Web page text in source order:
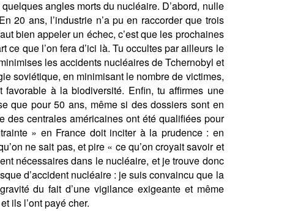
angles morts du nucléaire. D’abord, nulle
20 ans, l’industrie n’a pu en raccorder que trois
bien appeler un échec, c’est que les prochaines
ce que l’on fera d’ici là. Tu occultes par ailleurs le
les accidents nucléaires de Tchernobyl et
soviétique, en minimisant le nombre de victimes,
favorable à la biodiversité. Enfin, tu affirmes une
que pour 50 ans, même si des dossiers sont en
des centrales américaines ont été qualifiées pour
» en France doit inciter à la prudence : en
ne sait pas, et pire « ce qu’on croyait savoir et
nécessaires dans le nucléaire, et je trouve donc
d’accident nucléaire : je suis convaincu que la
du fait d’une vigilance exigeante et même
ils l’ont payé cher.